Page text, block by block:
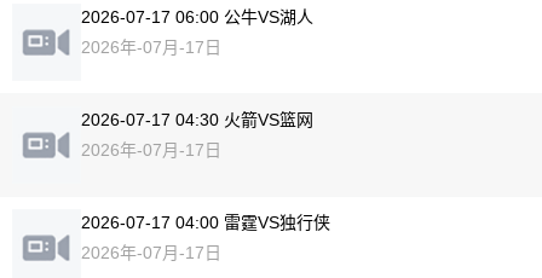
2026-07-17 06:00 公牛VS湖人
2026年-07月-17日
2026-07-17 04:30 火箭VS篮网
2026年-07月-17日
2026-07-17 04:00 雷霆VS独行侠
2026年-07月-17日